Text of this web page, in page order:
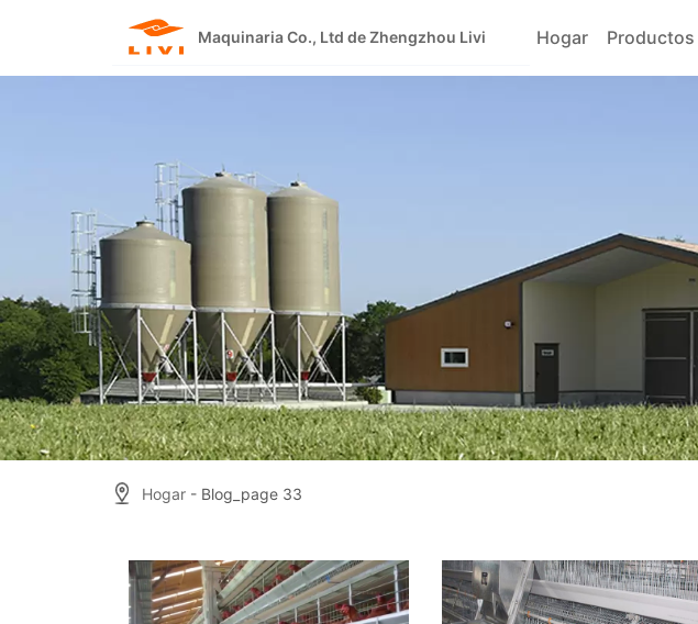
Maquinaria Co., Ltd de Zhengzhou Livi Hogar Productos
Hogar - Blog_page 33